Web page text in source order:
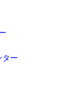
ター